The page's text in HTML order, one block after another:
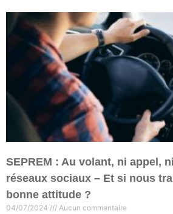
SEPREM : Au volant, ni appel,
réseaux sociaux – Et si nous
bonne attitude ?
04/07/2024 Aucun commentaire